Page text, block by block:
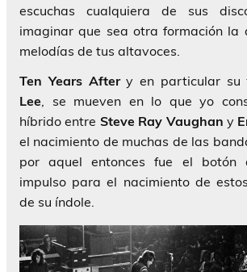
escuchas cualquiera de sus
imaginar que sea otra formación la
melodías de tus altavoces.
Ten Years Aftery en particular su
Lee, se mueven en lo que yo
híbrido entre Steve Ray Vaughan y
el nacimiento de muchas de las
por aquel entonces fue el botón
impulso para el nacimiento de
de su índole.